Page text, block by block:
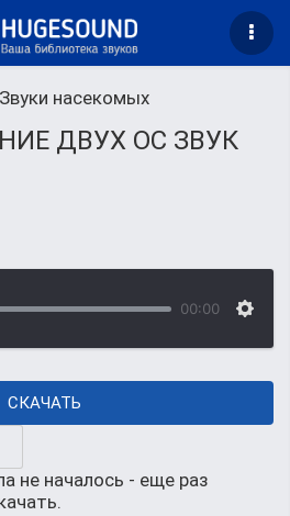
насекомых
ДВУХ ОС ЗВУК
00:00
СКАЧАТЬ
не началось - еще раз